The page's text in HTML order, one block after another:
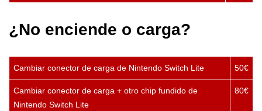
¿No enciende o carga?
Cambiar conector de carga de Nintendo Switch Lite 50€
Cambiar conector de carga + otro chip fundido de
Nintendo Switch Lite
80€